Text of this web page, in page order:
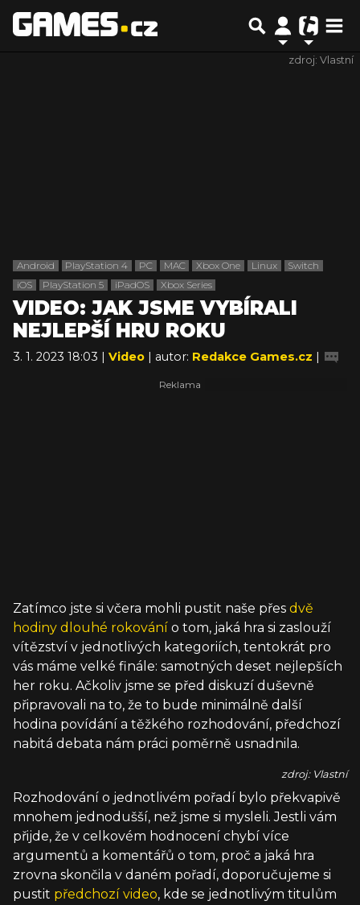
zdroj: Vlastní
Android PlayStation 4 PC MAC Xbox One Linux
Switch
iOS
PlayStation 5 iPadOS Xbox Series
VIDEO: JAK JSME VYBÍRALI
NEJLEPŠÍ HRU ROKU
3. 1. 2023 18:03 | Video | autor: Redakce Games.cz |
Zatímco jste si včera mohli pustit naše přes dvě
hodiny dlouhé rokování o tom, jaká hra si zaslouží
vítězství v jednotlivých kategoriích, tentokrát pro
vás máme velké finále: samotných deset nejlepších
her roku. Ačkoliv jsme se před diskuzí duševně
připravovali na to, že to bude minimálně další
hodina povídání a těžkého rozhodování, předchozí
nabitá debata nám práci poměrně usnadnila.
zdroj: Vlastní
Rozhodování o jednotlivém pořadí bylo překvapivě
mnohem jednodušší, než jsme si mysleli. Jestli vám
přijde, že v celkovém hodnocení chybí více
argumentů a komentářů o tom, proč a jaká hra
zrovna skončila v daném pořadí, doporučujeme si
pustit předchozí video, kde se jednotlivým titulům